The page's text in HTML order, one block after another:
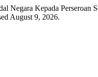
Negara Kepada Perseroan
August 9, 2026.